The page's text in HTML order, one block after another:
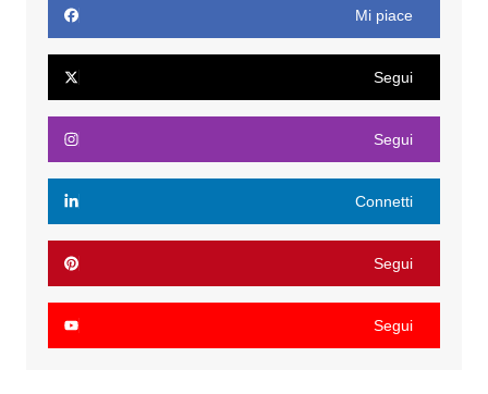
Mi piace
Segui
Segui
Connetti
Segui
Segui